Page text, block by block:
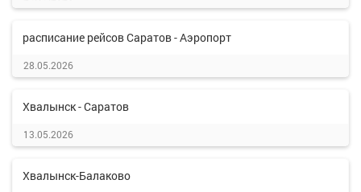
расписание рейсов Саратов - Аэропорт
28.05.2026
Хвалынск - Саратов
13.05.2026
Хвалынск-Балаково